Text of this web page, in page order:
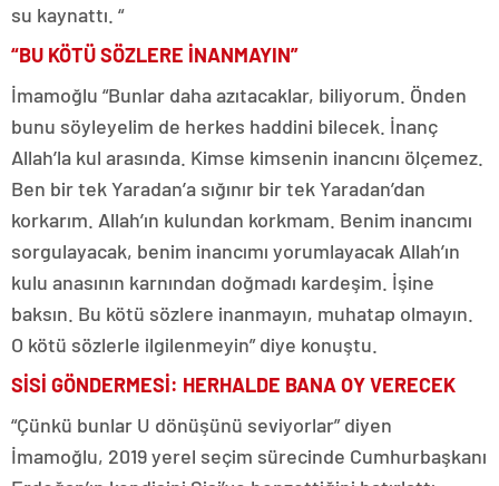
su kaynattı. “
“BU KÖTÜ SÖZLERE İNANMAYIN”
İmamoğlu “Bunlar daha azıtacaklar, biliyorum. Önden
bunu söyleyelim de herkes haddini bilecek. İnanç
Allah’la kul arasında. Kimse kimsenin inancını ölçemez.
Ben bir tek Yaradan’a sığınır bir tek Yaradan’dan
korkarım. Allah’ın kulundan korkmam. Benim inancımı
sorgulayacak, benim inancımı yorumlayacak Allah’ın
kulu anasının karnından doğmadı kardeşim. İşine
baksın. Bu kötü sözlere inanmayın, muhatap olmayın.
O kötü sözlerle ilgilenmeyin” diye konuştu.
SİSİ GÖNDERMESİ: HERHALDE BANA OY VERECEK
“Çünkü bunlar U dönüşünü seviyorlar” diyen
İmamoğlu, 2019 yerel seçim sürecinde Cumhurbaşkanı